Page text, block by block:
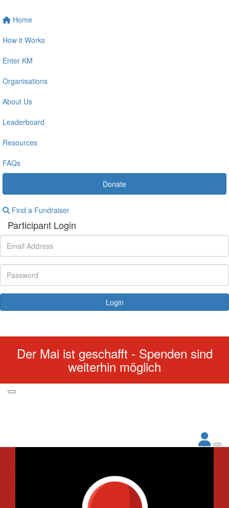
Home
How it Works
Enter KM
Organisations
About Us
Leaderboard
Resources
FAQs
Donate
Find a Fundraiser
Participant Login
Login
Der Mai ist geschafft - Spenden sind
weiterhin möglich